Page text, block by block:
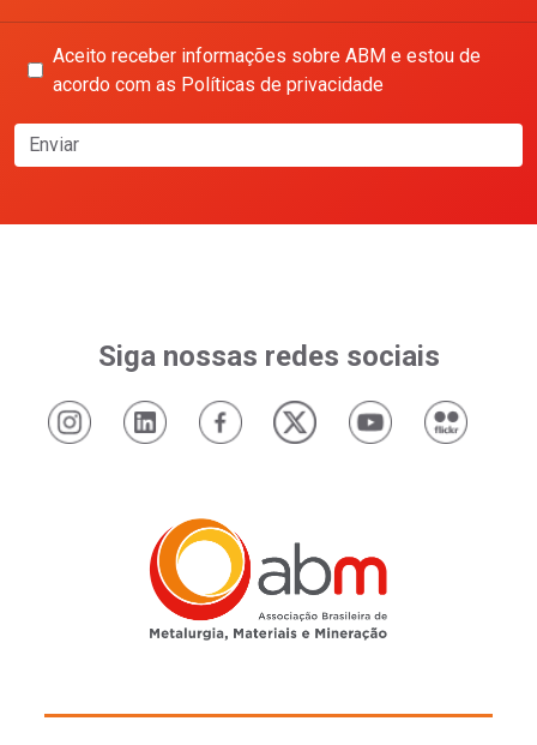
Aceito receber informações sobre ABM e estou de
acordo com as Políticas de privacidade
Enviar
Siga nossas redes sociais